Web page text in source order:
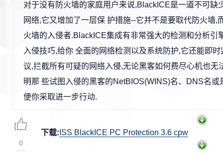
对于没有防火墙的家庭用户来说,BlackICE是一道不可缺
网络,它又增加了一层保 护措施--它并不是要取代防火墙,
火墙的入侵者.BlackICE集成有非常强大的检测和分析引
入侵技巧,给你 全面的网络检测以及系统防护,它还能即
议,拦截所有可疑的网络入侵,无论黑客如何费尽心机也无
明那 些试图入侵的黑客的NetBIOS(WINS)名、DNS名
便你采取进一步行动.
下载: ISS BlackICE PC Protection 3.6 cpw
0